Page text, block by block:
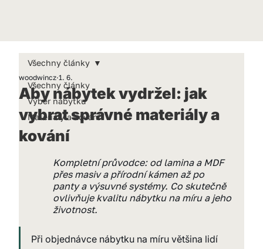
Všechny články
Výběr nábytku
Materiály a kování
Všechny články
Aby nábytek vydržel: jak
vybrat správné materiály a
kování
woodwincz 1. 6.
Kompletní průvodce: od lamina a MDF
přes masiv a přírodní kámen až po
panty a výsuvné systémy. Co skutečně
ovlivňuje kvalitu nábytku na míru a jeho
životnost.
Při objednávce nábytku na míru většina lidí